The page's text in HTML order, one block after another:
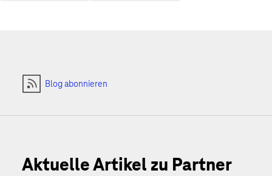
Blog abonnieren
Aktuelle Artikel zu Partner